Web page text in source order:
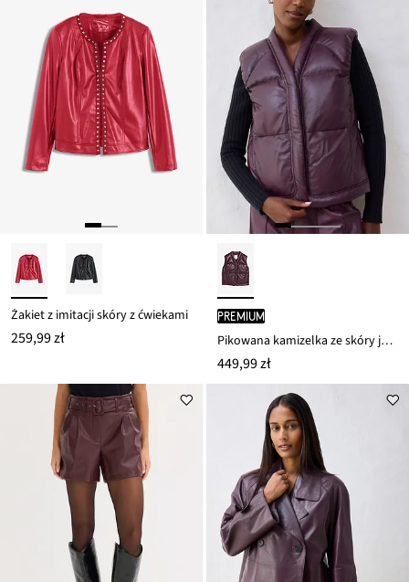
Żakiet z imitacji skóry z ćwiekami
259,99 zł
PREMIUM
Pikowana kamizelka ze skóry jagnięcej
449,99 zł